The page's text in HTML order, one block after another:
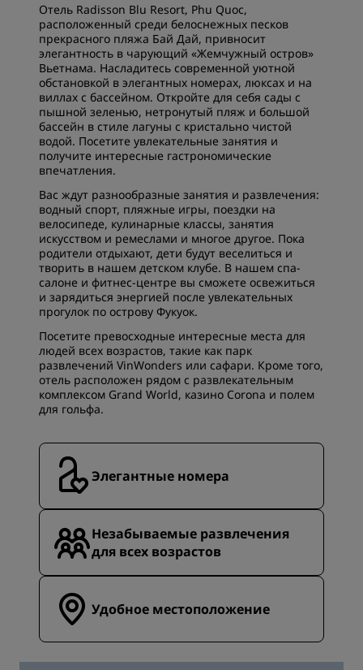
Отель Radisson Blu Resort, Phu Quoc,
расположенный среди белоснежных песков
прекрасного пляжа Бай Дай, привносит
элегантность в чарующий «Жемчужный остров»
Вьетнама. Насладитесь современной уютной
обстановкой в элегантных номерах, люксах и на
виллах с бассейном. Откройте для себя сады с
пышной зеленью, нетронутый пляж и большой
бассейн в стиле лагуны с кристально чистой
водой. Посетите увлекательные занятия и
получите интересные гастрономические
впечатления.
Вас ждут разнообразные занятия и развлечения:
водный спорт, пляжные игры, поездки на
велосипеде, кулинарные классы, занятия
искусством и ремеслами и многое другое. Пока
родители отдыхают, дети будут веселиться и
творить в нашем детском клубе. В нашем спа-
салоне и фитнес-центре вы сможете освежиться
и зарядиться энергией после увлекательных
прогулок по острову Фукуок.
Посетите превосходные интересные места для
людей всех возрастов, такие как парк
развлечений VinWonders или сафари. Кроме того,
отель расположен рядом с развлекательным
комплексом Grand World, казино Corona и полем
для гольфа.
Элегантные номера
Незабываемые развлечения
для всех возрастов
Удобное местоположение